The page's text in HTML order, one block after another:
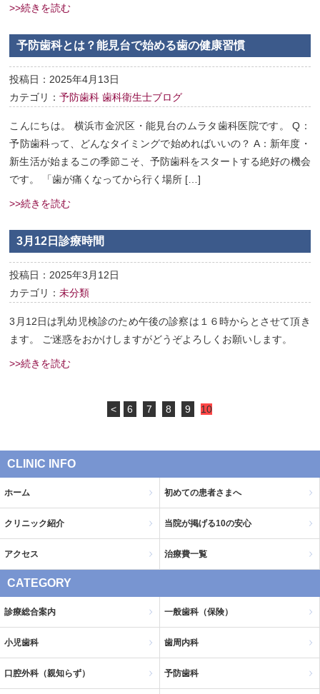
>>続きを読む
予防歯科とは？能見台で始める歯の健康習慣
投稿日：2025年4月13日
カテゴリ：予防歯科 歯科衛生士ブログ
こんにちは。 横浜市金沢区・能見台のムラタ歯科医院です。 Q：
予防歯科って、どんなタイミングで始めればいいの？ A：新年度・
新生活が始まるこの季節こそ、予防歯科をスタートする絶好の機会
です。 「歯が痛くなってから行く場所 […]
>>続きを読む
3月12日診療時間
投稿日：2025年3月12日
カテゴリ：未分類
3月12日は乳幼児検診のため午後の診察は１６時からとさせて頂き
ます。 ご迷惑をおかけしますがどうぞよろしくお願いします。
>>続きを読む
< 6 7 8 9 10
CLINIC INFO
ホーム 初めての患者さまへ
クリニック紹介 当院が掲げる10の安心
アクセス 治療費一覧
CATEGORY
診療総合案内 一般歯科（保険）
小児歯科 歯周内科
口腔外科（親知らず） 予防歯科